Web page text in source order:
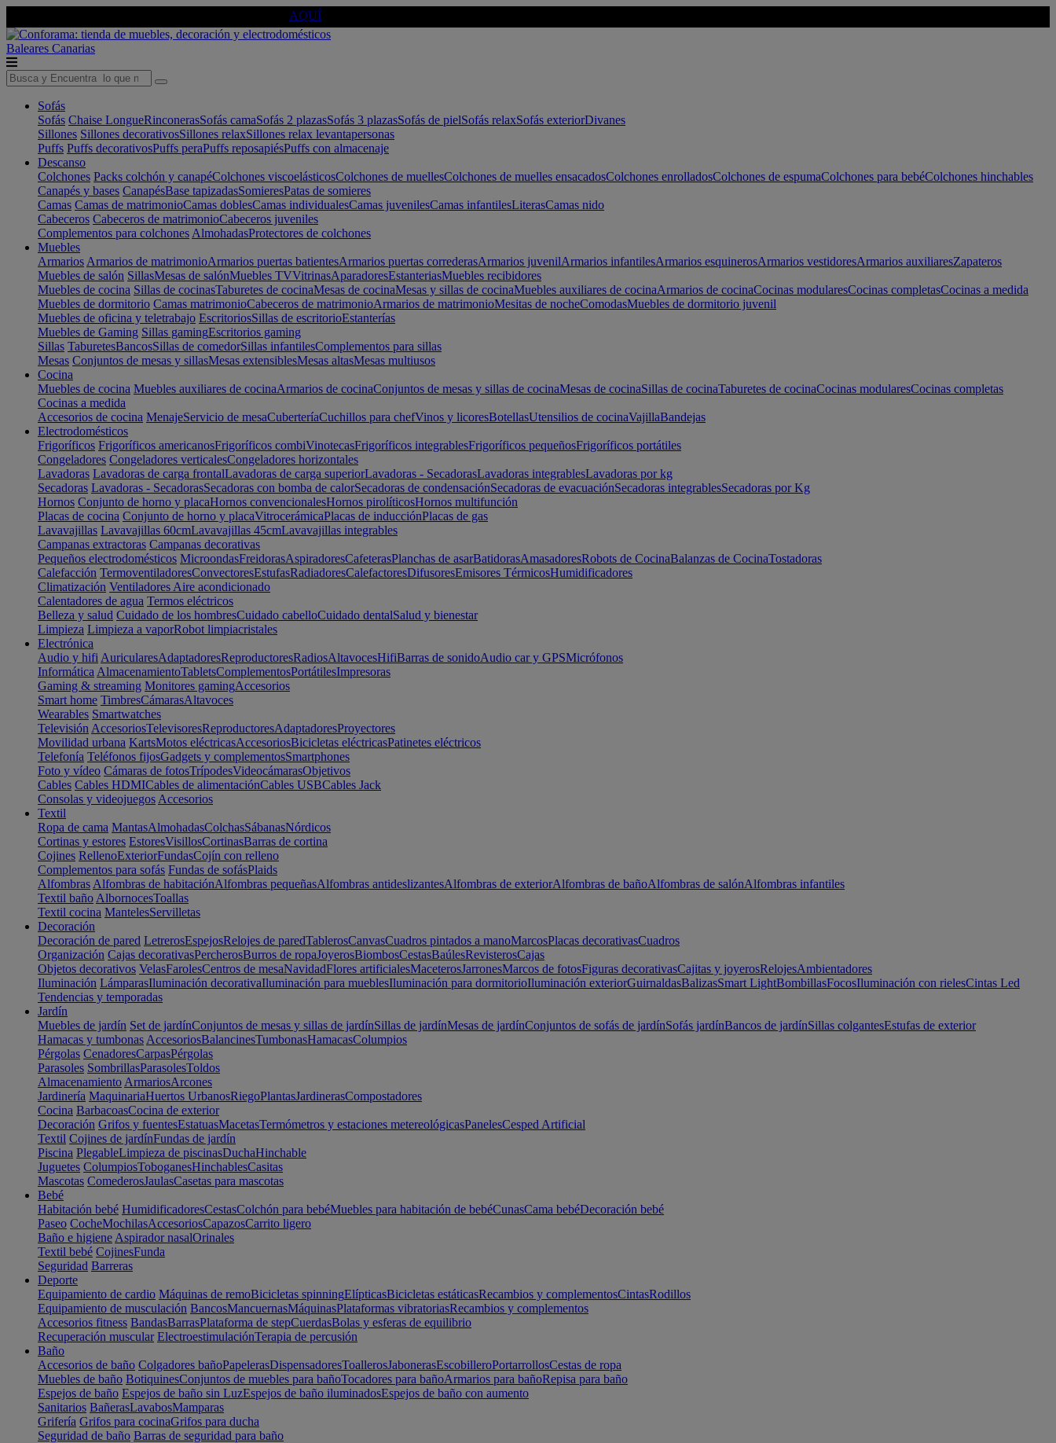
AQUÍ
Baleares Canarias
Sofás
Sofás Chaise LongueRinconerasSofás camaSofás 2 plazasSofás 3 plazasSofás de pielSofás relaxSofás exteriorDivanes
Sillones Sillones decorativosSillones relaxSillones relax levantapersonas
Puffs Puffs decorativosPuffs peraPuffs reposapiésPuffs con almacenaje
Descanso
Colchones Packs colchón y canapéColchones viscoelásticosColchones de muellesColchones de muelles ensacadosColchones enrolladosColchones de espumaColchones para bebéColchones hinchables
Canapés y bases CanapésBase tapizadasSomieresPatas de somieres
Camas Camas de matrimonioCamas doblesCamas individualesCamas juvenilesCamas infantilesLiterasCamas nido
Cabeceros Cabeceros de matrimonioCabeceros juveniles
Complementos para colchones AlmohadasProtectores de colchones
Muebles
Armarios Armarios de matrimonioArmarios puertas batientesArmarios puertas correderasArmarios juvenilArmarios infantilesArmarios esquinerosArmarios vestidoresArmarios auxiliaresZapateros
Muebles de salón SillasMesas de salónMuebles TVVitrinasAparadoresEstanteriasMuebles recibidores
Muebles de cocina Sillas de cocinasTaburetes de cocinaMesas de cocinaMesas y sillas de cocinaMuebles auxiliares de cocinaArmarios de cocinaCocinas modularesCocinas completasCocinas a medida
Muebles de dormitorio Camas matrimonioCabeceros de matrimonioArmarios de matrimonioMesitas de nocheComodasMuebles de dormitorio juvenil
Muebles de oficina y teletrabajo EscritoriosSillas de escritorioEstanterías
Muebles de Gaming Sillas gamingEscritorios gaming
Sillas TaburetesBancosSillas de comedorSillas infantilesComplementos para sillas
Mesas Conjuntos de mesas y sillasMesas extensiblesMesas altasMesas multiusos
Cocina
Muebles de cocina Muebles auxiliares de cocinaArmarios de cocinaConjuntos de mesas y sillas de cocinaMesas de cocinaSillas de cocinaTaburetes de cocinaCocinas modularesCocinas completas
Cocinas a medida
Accesorios de cocina MenajeServicio de mesaCuberteríaCuchillos para chefVinos y licoresBotellasUtensilios de cocinaVajillaBandejas
Electrodomésticos
Frigoríficos Frigoríficos americanosFrigoríficos combiVinotecasFrigoríficos integrablesFrigoríficos pequeñosFrigoríficos portátiles
Congeladores Congeladores verticalesCongeladores horizontales
Lavadoras Lavadoras de carga frontalLavadoras de carga superiorLavadoras - SecadorasLavadoras integrablesLavadoras por kg
Secadoras Lavadoras - SecadorasSecadoras con bomba de calorSecadoras de condensaciónSecadoras de evacuaciónSecadoras integrablesSecadoras por Kg
Hornos Conjunto de horno y placaHornos convencionalesHornos pirolíticosHornos multifunción
Placas de cocina Conjunto de horno y placaVitrocerámicaPlacas de inducciónPlacas de gas
Lavavajillas Lavavajillas 60cmLavavajillas 45cmLavavajillas integrables
Campanas extractoras Campanas decorativas
Pequeños electrodomésticos MicroondasFreidorasAspiradoresCafeterasPlanchas de asarBatidorasAmasadoresRobots de CocinaBalanzas de CocinaTostadoras
Calefacción TermoventiladoresConvectoresEstufasRadiadoresCalefactoresDifusoresEmisores TérmicosHumidificadores
Climatización Ventiladores Aire acondicionado
Calentadores de agua Termos eléctricos
Belleza y salud Cuidado de los hombresCuidado cabelloCuidado dentalSalud y bienestar
Limpieza Limpieza a vaporRobot limpiacristales
Electrónica
Audio y hifi AuricularesAdaptadoresReproductoresRadiosAltavocesHifiBarras de sonidoAudio car y GPSMicrófonos
Informática AlmacenamientoTabletsComplementosPortátilesImpresoras
Gaming & streaming Monitores gamingAccesorios
Smart home TimbresCámarasAltavoces
Wearables Smartwatches
Televisión AccesoriosTelevisoresReproductoresAdaptadoresProyectores
Movilidad urbana KartsMotos eléctricasAccesoriosBicicletas eléctricasPatinetes eléctricos
Telefonía Teléfonos fijosGadgets y complementosSmartphones
Foto y vídeo Cámaras de fotosTrípodesVideocámarasObjetivos
Cables Cables HDMICables de alimentaciónCables USBCables Jack
Consolas y videojuegos Accesorios
Textil
Ropa de cama MantasAlmohadasColchasSábanasNórdicos
Cortinas y estores EstoresVisillosCortinasBarras de cortina
Cojines RellenoExteriorFundasCojín con relleno
Complementos para sofás Fundas de sofásPlaids
Alfombras Alfombras de habitaciónAlfombras pequeñasAlfombras antideslizantesAlfombras de exteriorAlfombras de bañoAlfombras de salónAlfombras infantiles
Textil baño AlbornocesToallas
Textil cocina MantelesServilletas
Decoración
Decoración de pared LetrerosEspejosRelojes de paredTablerosCanvasCuadros pintados a manoMarcosPlacas decorativasCuadros
Organización Cajas decorativasPercherosBurros de ropaJoyerosBiombosCestasBaúlesRevisterosCajas
Objetos decorativos VelasFarolesCentros de mesaNavidadFlores artificialesMaceterosJarronesMarcos de fotosFiguras decorativasCajitas y joyerosRelojesAmbientadores
Iluminación LámparasIluminación decorativaIluminación para mueblesIluminación para dormitorioIluminación exteriorGuirnaldasBalizasSmart LightBombillasFocosIluminación con rielesCintas Led
Tendencias y temporadas
Jardín
Muebles de jardín Set de jardínConjuntos de mesas y sillas de jardínSillas de jardínMesas de jardínConjuntos de sofás de jardínSofás jardínBancos de jardínSillas colgantesEstufas de exterior
Hamacas y tumbonas AccesoriosBalancinesTumbonasHamacasColumpios
Pérgolas CenadoresCarpasPérgolas
Parasoles SombrillasParasolesToldos
Almacenamiento ArmariosArcones
Jardinería MaquinariaHuertos UrbanosRiegoPlantasJardinerasCompostadores
Cocina BarbacoasCocina de exterior
Decoración Grifos y fuentesEstatuasMacetasTermómetros y estaciones metereológicasPanelesCesped Artificial
Textil Cojines de jardínFundas de jardín
Piscina PlegableLimpieza de piscinasDuchaHinchable
Juguetes ColumpiosToboganesHinchablesCasitas
Mascotas ComederosJaulasCasetas para mascotas
Bebé
Habitación bebé HumidificadoresCestasColchón para bebéMuebles para habitación de bebéCunasCama bebéDecoración bebé
Paseo CocheMochilasAccesoriosCapazosCarrito ligero
Baño e higiene Aspirador nasalOrinales
Textil bebé CojinesFunda
Seguridad Barreras
Deporte
Equipamiento de cardio Máquinas de remoBicicletas spinningElípticasBicicletas estáticasRecambios y complementosCintasRodillos
Equipamiento de musculación BancosMancuernasMáquinasPlataformas vibratoriasRecambios y complementos
Accesorios fitness BandasBarrasPlataforma de stepCuerdasBolas y esferas de equilibrio
Recuperación muscular ElectroestimulaciónTerapia de percusión
Baño
Accesorios de baño Colgadores bañoPapelerasDispensadoresToallerosJabonerasEscobilleroPortarrollosCestas de ropa
Muebles de baño BotiquinesConjuntos de muebles para bañoTocadores para bañoArmarios para bañoRepisa para baño
Espejos de baño Espejos de baño sin LuzEspejos de baño iluminadosEspejos de baño con aumento
Sanitarios BañerasLavabosMamparas
Grifería Grifos para cocinaGrifos para ducha
Seguridad de baño Barras de seguridad para baño